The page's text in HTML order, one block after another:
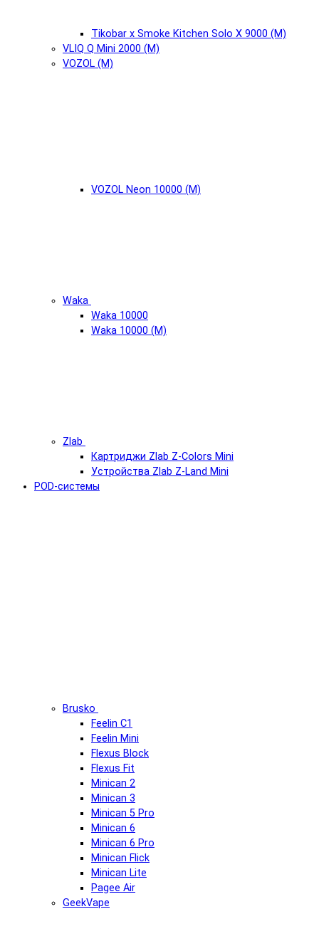
Tikobar x Smoke Kitchen Solo X 9000 (М)
VLIQ Q Mini 2000 (М)
VOZOL (М)
VOZOL Neon 10000 (М)
Waka
Waka 10000
Waka 10000 (М)
Zlab
Картриджи Zlab Z-Colors Mini
Устройства Zlab Z-Land Mini
POD-системы
Brusko
Feelin C1
Feelin Mini
Flexus Block
Flexus Fit
Minican 2
Minican 3
Minican 5 Pro
Minican 6
Minican 6 Pro
Minican Flick
Minican Lite
Pagee Air
GeekVape